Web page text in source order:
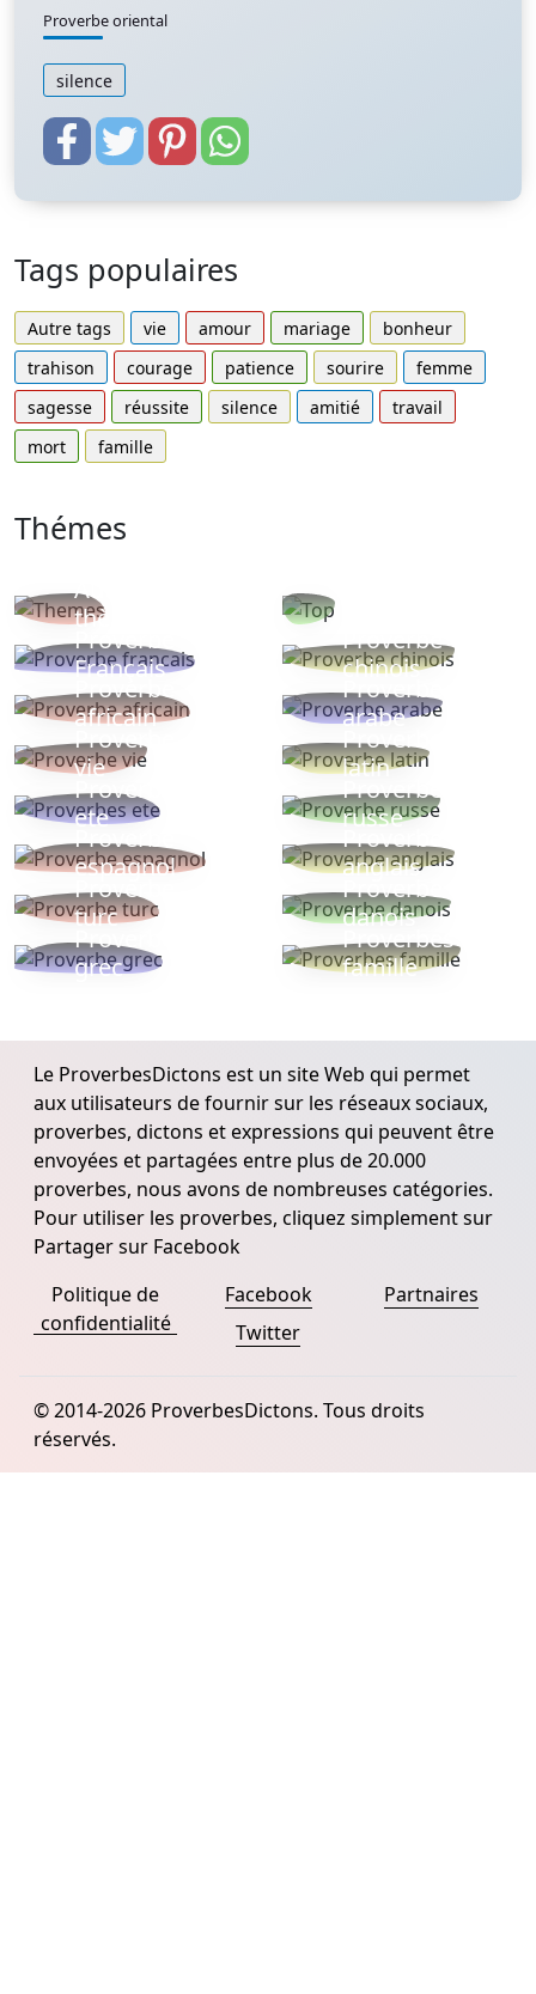
Proverbe oriental
silence
Tags populaires
Autre tags vie amour mariage
bonheur
trahison
courage patience sourire
femme
sagesse
réussite silence amitié
travail
mort
famille
Thémes
Autres
thèmes
Proverbe
Français
Proverbe
chinois
Proverbe
africain
Proverbe
arabe
Proverbe
vie
Proverbe
latin
Proverbes
ete
Proverbe
russe
Proverbe
espagnol
Proverbe
anglais
Proverbe
turc
Proverbe
danois
Proverbe
grec
Proverbes
famille
Le ProverbesDictons est un site Web qui permet
aux utilisateurs de fournir sur les réseaux sociaux,
proverbes, dictons et expressions qui peuvent être
envoyées et partagées entre plus de 20.000
proverbes, nous avons de nombreuses catégories.
Pour utiliser les proverbes, cliquez simplement sur
Partager sur Facebook
Politique de
confidentialité
Facebook
Twitter
Partnaires
© 2014-2026 ProverbesDictons. Tous droits
réservés.